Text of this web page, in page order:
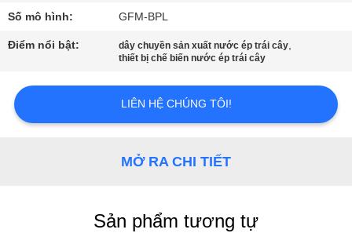
THAM
QUAN
MÁY
Số mô hình: GFM-BPL
Điểm nổi bật: dây chuyền sản xuất nước ép trái cây,
thiết bị chế biến nước ép trái cây
LIÊN HỆ CHÚNG TÔI!
MỞ RA CHI TIẾT
Sản phẩm tương tự